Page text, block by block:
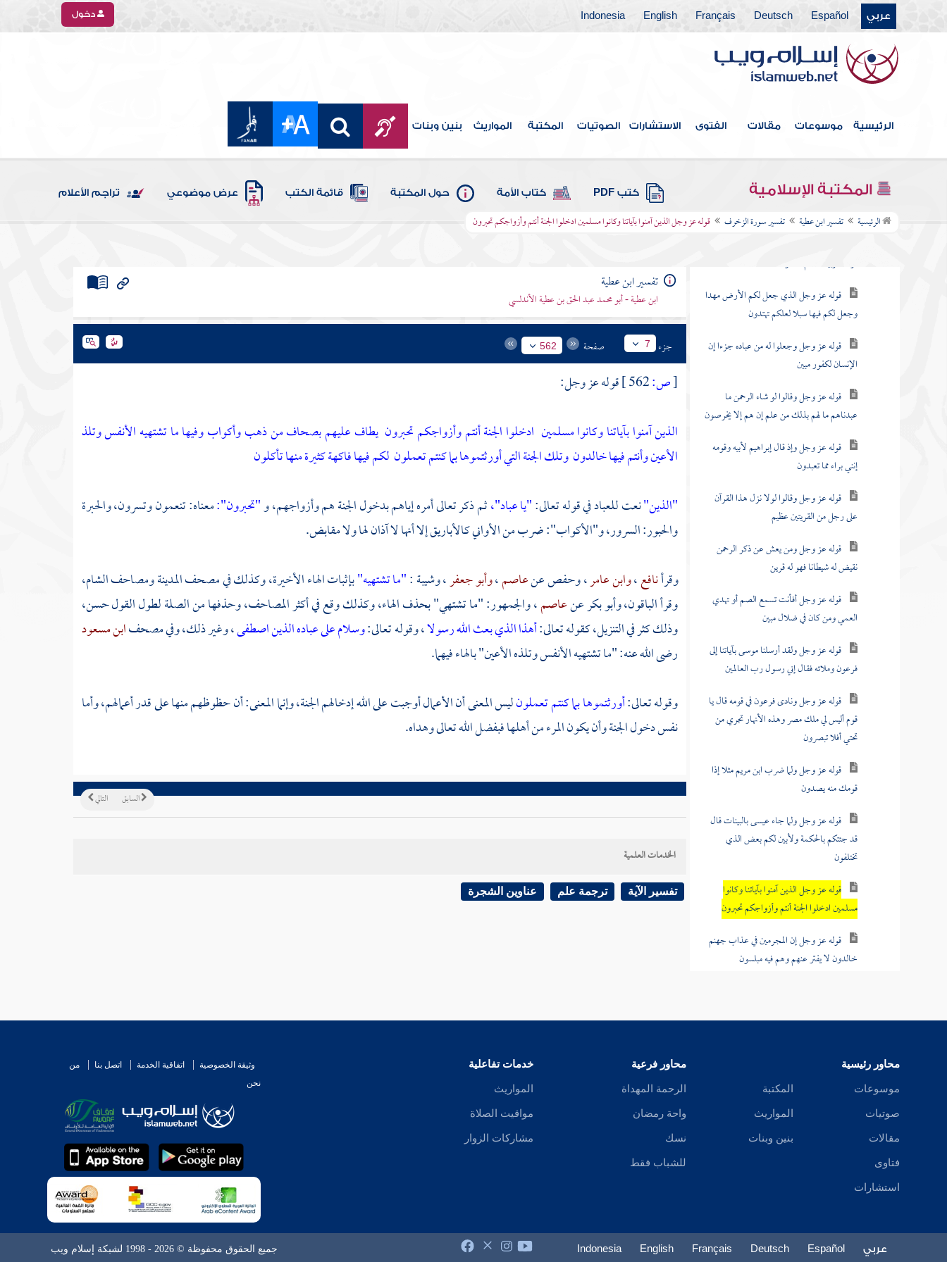
عربي Español
Deutsch
Français
English
Indonesia دخول
الرئيسية موسوعات مقالات الفتوى الاستشارات الصوتيات المكتبة المواريث بنين وبنات
المكتبة الإسلامية كتب PDF كتاب الأمة حول المكتبة قائمة الكتب عرض موضوعي تراجم الأعلام
الرئيسية تفسير ابن عطية تفسير سورة الزخرف قوله عز وجل الذين آمنوا بآياتنا وكانوا مسلمين ادخلوا الجنة أنتم وأزواجكم تحبرون
تفسير سورة الصافات
تفسير سورة ص
تفسير سورة الزمر
تفسير سورة غافر
تفسير سورة فصلت
تفسير سورة الشورى
تفسير سورة الزخرف
قرآنا عربيا لعلكم تعقلون
قوله عز وجل الذي جعل لكم الأرض مهدا
وجعل لكم فيها سبلا لعلكم تهتدون
قوله عز وجل وجعلوا له من عباده جزءا إن
الإنسان لكفور مبين
قوله عز وجل وقالوا لو شاء الرحمن ما
عبدناهم ما لهم بذلك من علم إن هم إلا يخرصون
قوله عز وجل وإذ قال إبراهيم لأبيه وقومه
إنني براء مما تعبدون
قوله عز وجل وقالوا لولا نزل هذا القرآن
على رجل من القريتين عظيم
قوله عز وجل ومن يعش عن ذكر الرحمن
نقيض له شيطانا فهو له قرين
قوله عز وجل أفأنت تسمع الصم أو تهدي
العمي ومن كان في ضلال مبين
قوله عز وجل ولقد أرسلنا موسى بآياتنا إلى
فرعون وملائه فقال إني رسول رب العالمين
قوله عز وجل ونادى فرعون في قومه قال يا
قوم أليس لي ملك مصر وهذه الأنهار تجري من
تحتي أفلا تبصرون
قوله عز وجل ولما ضرب ابن مريم مثلا إذا
قومك منه يصدون
قوله عز وجل ولما جاء عيسى بالبينات قال
قد جئتكم بالحكمة ولأبين لكم بعض الذي
تختلفون
قوله عز وجل الذين آمنوا بآياتنا وكانوا
مسلمين ادخلوا الجنة أنتم وأزواجكم تحبرون
قوله عز وجل إن المجرمين في عذاب جهنم
خالدون لا يفتر عنهم وهم فيه مبلسون
دونه الشفاعة إلا من شهد بالحق وهم يعلمون
تفسير سورة الدخان
تفسير سورة محمد
تفسير سورة الفتح
تفسير ابن عطية
ابن عطية - أبو محمد عبد الحق بن عطية الأندلسي
جزء 7 صفحة 562
[ص:
قوله عز وجل:
الذين آمنوا بآياتنا وكانوا مسلمين ادخلوا الجنة أنتم وأزواجكم تحبرون يطاف عليهم بصحاف من ذهب وأكواب وفيها ما تشتهيه الأنفس وتلذ
الأعين وأنتم فيها خالدونوتلك الجنة التي أورثتموها بما كنتم تعملون لكم فيها فاكهة كثيرة منها تأكلون
"الذين"نعت للعباد في قوله تعالى:"يا عباد"،ثم ذكر تعالى أمره إياهم بدخول الجنة هم وأزواجهم، و"تحبرون":معناه: تنعمون وتسرون، والحبرة
والحبور: السرور، و"الأكواب": ضرب من الأواني كالأباريق إلا أنها لا آذان لها ولا مقابض.
وقرأنافع،وابن عامر،وحفصعنعاصم،وأبو جعفر،وشيبة:"ما تشتهيه"بإثبات الهاء الأخيرة، وكذلك في مصحف المدينة ومصاحف الشام،
وقرأ الباقون،وأبو بكرعنعاصم، والجمهور: "ما تشتهي" بحذف الهاء، وكذلك وقع في أكثر المصاحف، وحذفها من الصلة لطول القول حسن،
وذلك كثر في التنزيل، كقوله تعالى:أهذا الذي بعث الله رسولا، وقوله تعالى:وسلام على عباده الذين اصطفى، وغير ذلك، وفي مصحفابن مسعود
رضى الله عنه: "ما تشتهيه الأنفس وتلذه الأعين" بالهاء فيهما.
وقوله تعالى:أورثتموها بما كنتم تعملونليس المعنى أن الأعمال أوجبت على الله إدخالهم الجنة، وإنما المعنى: أن حظوظهم منها على قدر أعمالهم، وأما
نفس دخول الجنة وأن يكون المرء من أهلها فبفضل الله تعالى وهداه.
التالي السابق
الخدمات العلمية
تفسير الآية ترجمة علم عناوين الشجرة
محاور رئيسية
موسوعات
صوتيات
مقالات
فتاوى
استشارات
المكتبة
المواريث
بنين وبنات
محاور فرعية
الرحمة المهداة
واحة رمضان
نسك
للشباب فقط
خدمات تفاعلية
المواريث
مواقيت الصلاة
مشاركات الزوار
وثيقة الخصوصية اتفاقية الخدمة اتصل بنا
من
نحن
عربي Español
Deutsch
Français
English
Indonesia جميع الحقوق محفوظة © 2026 - 1998 لشبكة إسلام ويب